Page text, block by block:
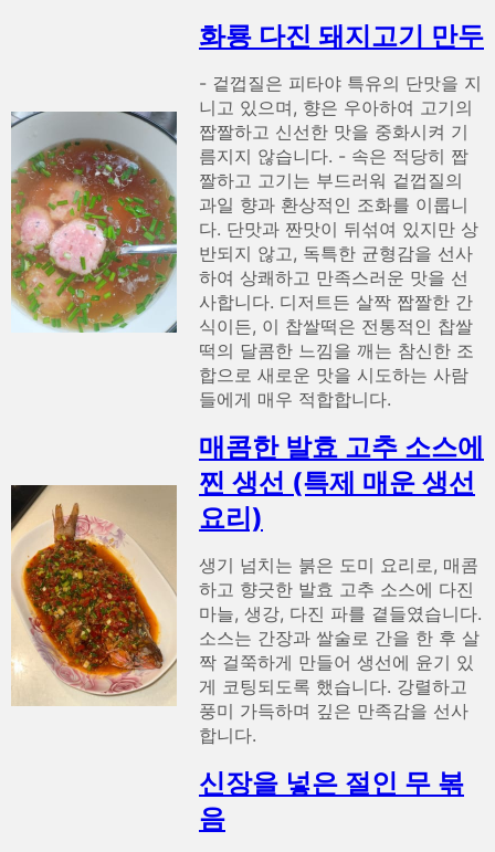
화룡 다진 돼지고기 만두
- 겉껍질은 피타야 특유의 단맛을 지
니고 있으며, 향은 우아하여 고기의
짭짤하고 신선한 맛을 중화시켜 기
름지지 않습니다. - 속은 적당히 짭
짤하고 고기는 부드러워 겉껍질의
과일 향과 환상적인 조화를 이룹니
다. 단맛과 짠맛이 뒤섞여 있지만 상
반되지 않고, 독특한 균형감을 선사
하여 상쾌하고 만족스러운 맛을 선
사합니다. 디저트든 살짝 짭짤한 간
식이든, 이 찹쌀떡은 전통적인 찹쌀
떡의 달콤한 느낌을 깨는 참신한 조
합으로 새로운 맛을 시도하는 사람
들에게 매우 적합합니다.
매콤한 발효 고추 소스에
찐 생선 (특제 매운 생선
요리)
생기 넘치는 붉은 도미 요리로, 매콤
하고 향긋한 발효 고추 소스에 다진
마늘, 생강, 다진 파를 곁들였습니다.
소스는 간장과 쌀술로 간을 한 후 살
짝 걸쭉하게 만들어 생선에 윤기 있
게 코팅되도록 했습니다. 강렬하고
풍미 가득하며 깊은 만족감을 선사
합니다.
신장을 넣은 절인 무 볶
음